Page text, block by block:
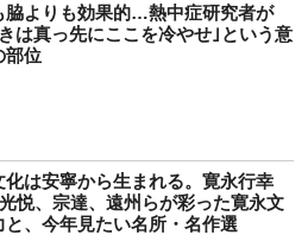
脇よりも効果的…熱中症研究者が
は真っ先にここを冷やせ｣という意
部位
化は安寧から生まれる。寛永行幸
悦、宗達、遠州らが彩った寛永文
と、今年見たい名所・名作選